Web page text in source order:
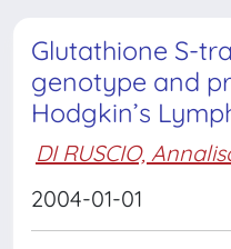
Glutathione S-
genotype and
Hodgkin’s
DI RUSCIO,
2004-01-01